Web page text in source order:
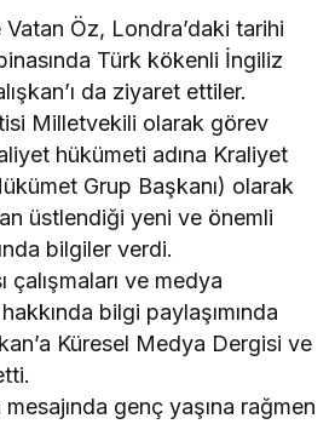
Öz, Londra’daki tarihi
Türk kökenli İngiliz
da ziyaret ettiler.
Milletvekili olarak görev
hükümeti adına Kraliyet
Grup Başkanı) olarak
üstlendiği yeni ve önemli
bilgiler verdi.
çalışmaları ve medya
bilgi paylaşımında
Küresel Medya Dergisi ve
genç yaşına rağmen